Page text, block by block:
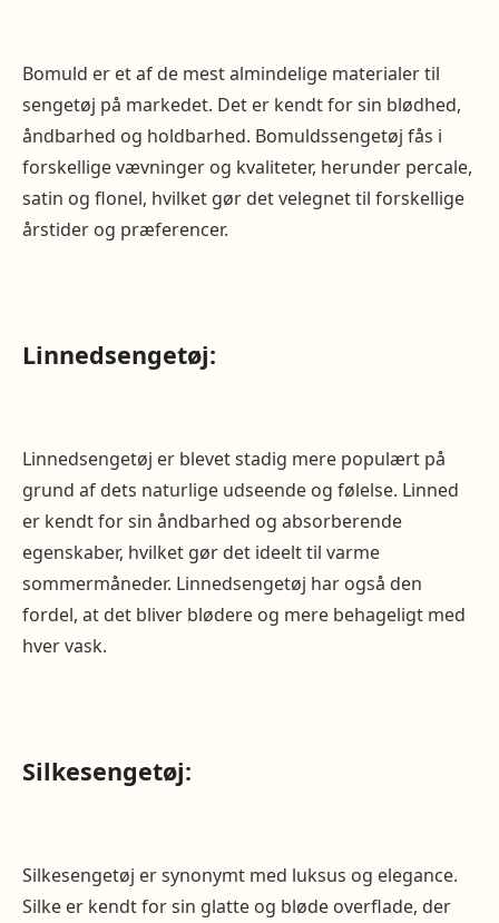
Bomuld er et af de mest almindelige materialer til
sengetøj på markedet. Det er kendt for sin blødhed,
åndbarhed og holdbarhed. Bomuldssengetøj fås i
forskellige vævninger og kvaliteter, herunder percale,
satin og flonel, hvilket gør det velegnet til forskellige
årstider og præferencer.
Linnedsengetøj:
Linnedsengetøj er blevet stadig mere populært på
grund af dets naturlige udseende og følelse. Linned
er kendt for sin åndbarhed og absorberende
egenskaber, hvilket gør det ideelt til varme
sommermåneder. Linnedsengetøj har også den
fordel, at det bliver blødere og mere behageligt med
hver vask.
Silkesengetøj:
Silkesengetøj er synonymt med luksus og elegance.
Silke er kendt for sin glatte og bløde overflade, der